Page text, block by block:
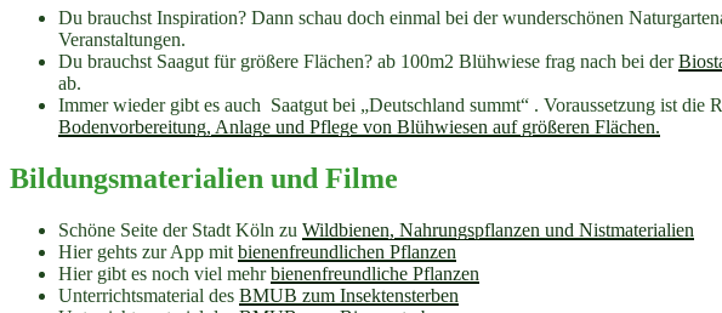
Du brauchst Inspiration? Dann schau doch einmal bei der wunderschönen
Veranstaltungen.
Du brauchst Saagut für größere Flächen? ab 100m2 Blühwiese frag nach bei der
ab.
Immer wieder gibt es auch Saatgut bei „Deutschland summt“ . Voraussetzung ist die
Bodenvorbereitung, Anlage und Pflege von Blühwiesen auf größeren Flächen.
Bildungsmaterialien und Filme
Schöne Seite der Stadt Köln zu Wildbienen, Nahrungspflanzen und Nistmaterialien
Hier gehts zur App mit bienenfreundlichen Pflanzen
Hier gibt es noch viel mehrbienenfreundliche Pflanzen
Unterrichtsmaterial des BMUB zum Insektensterben